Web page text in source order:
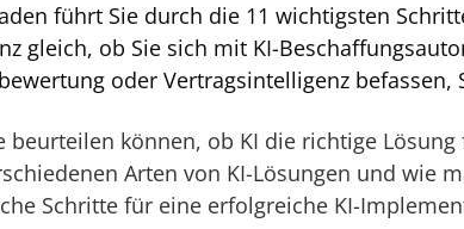
führt Sie durch die 11 wichtigsten
gleich, ob Sie sich mit KI-
oder Vertragsintelligenz befassen,
beurteilen können, ob KI die richtige
Arten von KI-Lösungen und wie
Schritte für eine erfolgreiche KI-